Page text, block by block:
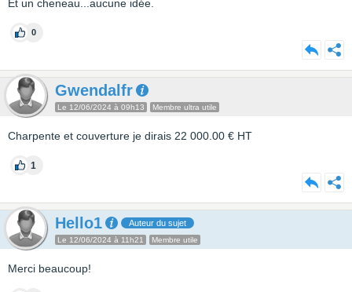
Et un cheneau...aucune idée.
0
Gwendalfr
Le 12/06/2024 à 09h13 Membre ultra utile
Charpente et couverture je dirais 22 000.00 € HT
1
Hello1 Auteur du sujet
Le 12/06/2024 à 11h21 Membre utile
Merci beaucoup!